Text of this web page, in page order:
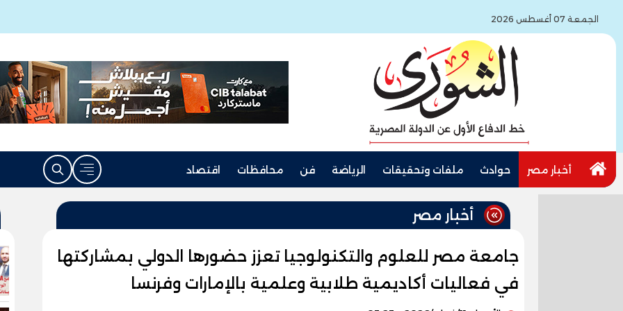
الجمعة 07 أغسطس 2026
أخبار مصر حوادث ملفات وتحقيقات الرياضة فن محافظات اقتصاد
أخبار مصر
جامعة مصر للعلوم والتكنولوجيا تعزز حضورها الدولي بمشاركتها
في فعاليات أكاديمية طلابية وعلمية بالإمارات وفرنسا